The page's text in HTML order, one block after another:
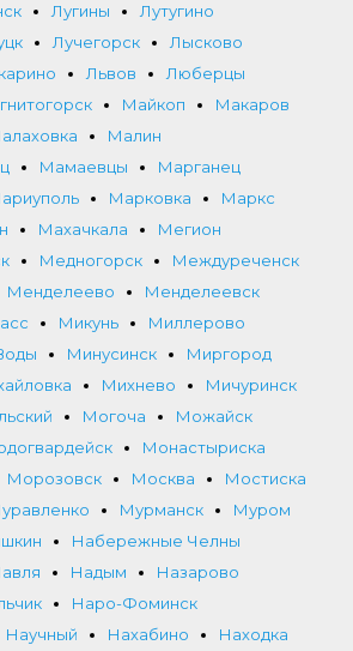
Лугины
Лутугино
Лучегорск
Лысково
Львов
Люберцы
Майкоп
Макаров
Малин
Мамаевцы
Марганец
Марковка
Маркс
Махачкала
Мегион
Медногорск
Междуреченск
Менделеево
Менделеевск
Микунь
Миллерово
Минусинск
Миргород
Михнево
Мичуринск
Могоча
Можайск
Монастыриска
Морозовск Москва
Мостиска
Мурманск
Муром
Набережные Челны
Надым
Назарово
Наро-Фоминск
Научный Нахабино Находка